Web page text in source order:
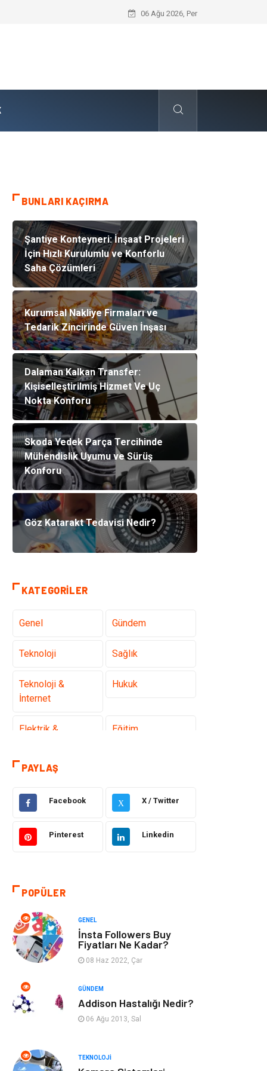
Skoda Yedek Parça Tercihinde
06 Ağu 2026, Per
BUNLARI KAÇIRMA
Şantiye Konteyneri: İnşaat Projeleri
İçin Hızlı Kurulumlu ve Konforlu
Saha Çözümleri
Kurumsal Nakliye Firmaları ve
Tedarik Zincirinde Güven İnşası
Dalaman Kalkan Transfer:
Kişiselleştirilmiş Hizmet Ve Uç
Nokta Konforu
Skoda Yedek Parça Tercihinde
Mühendislik Uyumu ve Sürüş
Konforu
Göz Katarakt Tedavisi Nedir?
KATEGORILER
Genel Gündem
Teknoloji Sağlık
Teknoloji &
İnternet
Hukuk
Elektrik &
Eğitim
Gıda
Otomotiv Tanıtıcı Reklam
Cilt ve Deri
Hastalıkları
Emlak
Ağız ve Diş
Organizasyon Hastalıklar
PAYLAŞ
Facebook X X / Twitter
Pinterest Linkedin
POPÜLER
GENEL
İnsta Followers Buy
Fiyatları Ne Kadar?
08 Haz 2022, Çar
GÜNDEM
Addison Hastalığı Nedir?
06 Ağu 2013, Sal
TEKNOLOJI